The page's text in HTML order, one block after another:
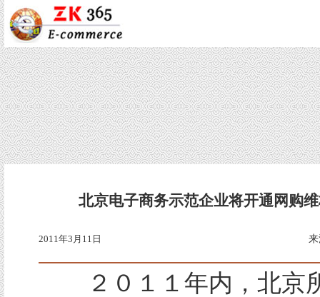
北京电子商务示范企业将开通网购
2011年3月11日
２０１１年内，北京